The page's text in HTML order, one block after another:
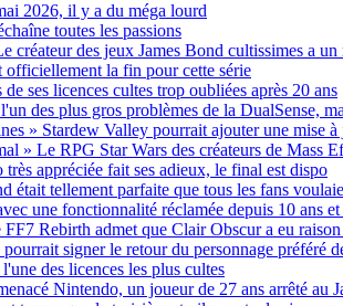
2026, il y a du méga lourd
toutes les passions
créateur des jeux James Bond cultissimes a
la fin pour cette série
ses licences cultes trop oubliées après 20 ans
des plus gros problèmes de la DualSense,
» Stardew Valley pourrait ajouter une mise
» Le RPG Star Wars des créateurs de Mass
très appréciée fait ses adieux, le final est dispo
était tellement parfaite que tous les fans
une fonctionnalité réclamée depuis 10 ans
Rebirth admet que Clair Obscur a eu
signer le retour du personnage préféré
des licences les plus cultes
Nintendo, un joueur de 27 ans arrêté au